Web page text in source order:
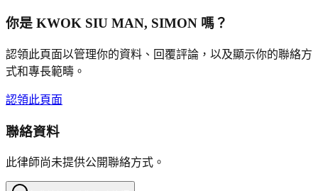
你是 KWOK SIU MAN, SIMON 嗎？
認領此頁面以管理你的資料、回覆評論，以及顯示你的聯絡方
式和專長範疇。
認領此頁面
聯絡資料
此律師尚未提供公開聯絡方式。